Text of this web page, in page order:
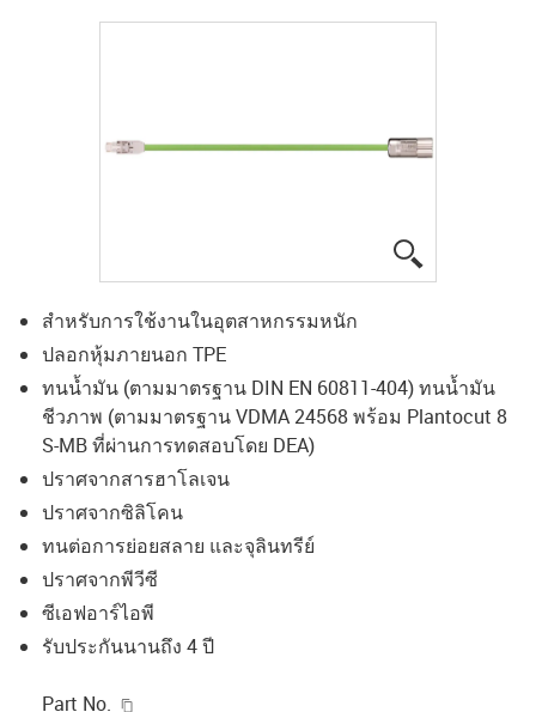
สำหรับการใช้งานในอุตสาหกรรมหนัก
ปลอกหุ้มภายนอก TPE
ทนน้ำมัน (ตามมาตรฐาน DIN EN 60811-404) ทนน้ำมัน
ชีวภาพ (ตามมาตรฐาน VDMA 24568 พร้อม Plantocut 8
S-MB ที่ผ่านการทดสอบโดย DEA)
ปราศจากสารฮาโลเจน
ปราศจากซิลิโคน
ทนต่อการย่อยสลาย และจุลินทรีย์
ปราศจากพีวีซี
ซีเอฟอาร์ไอพี
รับประกันนานถึง 4 ปี
Part No.